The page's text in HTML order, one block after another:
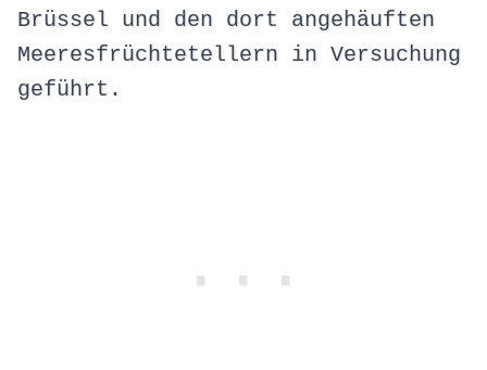
Brüssel und den dort angehäuften
Meeresfrüchtetellern in Versuchung
geführt.